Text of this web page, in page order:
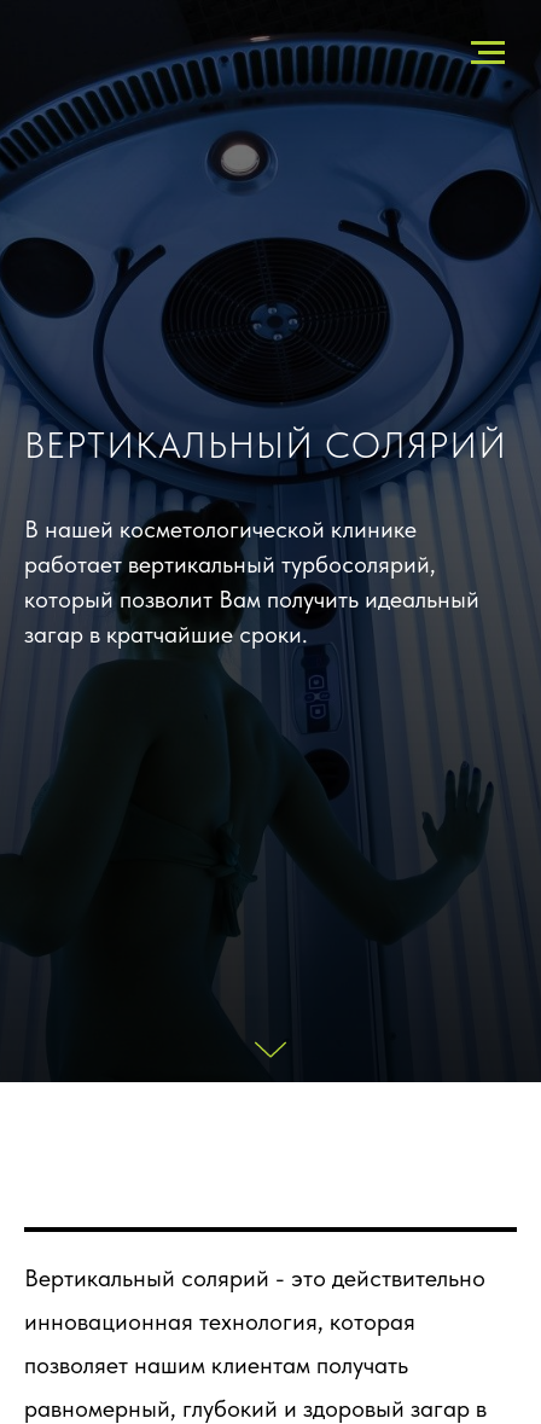
ВЕРТИКАЛЬНЫЙ СОЛЯРИЙ
В нашей косметологической клинике
работает вертикальный турбосолярий,
который позволит Вам получить идеальный
загар в кратчайшие сроки.
Вертикальный солярий - это действительно
инновационная технология, которая
позволяет нашим клиентам получать
равномерный, глубокий и здоровый загар в